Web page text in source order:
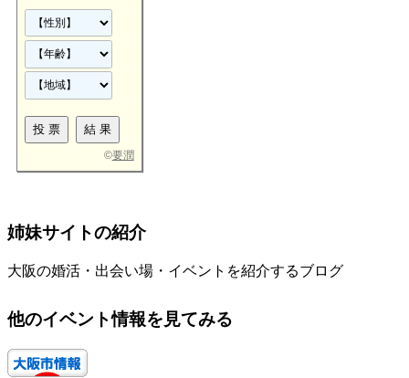
©要潤
姉妹サイトの紹介
大阪の婚活・出会い場・イベントを紹介するブログ
他のイベント情報を見てみる